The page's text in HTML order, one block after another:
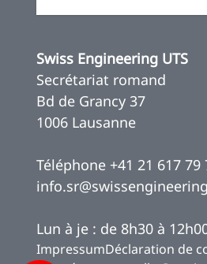
Swiss Engineering UTS
Secrétariat romand
Bd de Grancy 37
1006 Lausanne
Téléphone +41 21 617 79
Lun à je : de 8h30 à
ImpressumDéclaration de